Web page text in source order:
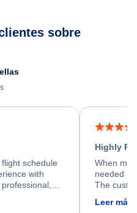
sobre
schedule
with
the
and
Highly
When my
needed
The
calm,
Leer más